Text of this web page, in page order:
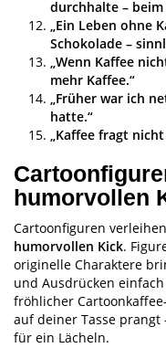
durchhalte –
„Ein Leben ohne
Schokolade –
„Wenn Kaffee
mehr Kaffee.“
„Früher war ich
hatte.“
„Kaffee fragt
humorvollen
Cartoonfiguren
humorvollen Kick.
originelle Charaktere
und Ausdrücken
fröhlicher
auf deiner Tasse prangt
für ein Lächeln.